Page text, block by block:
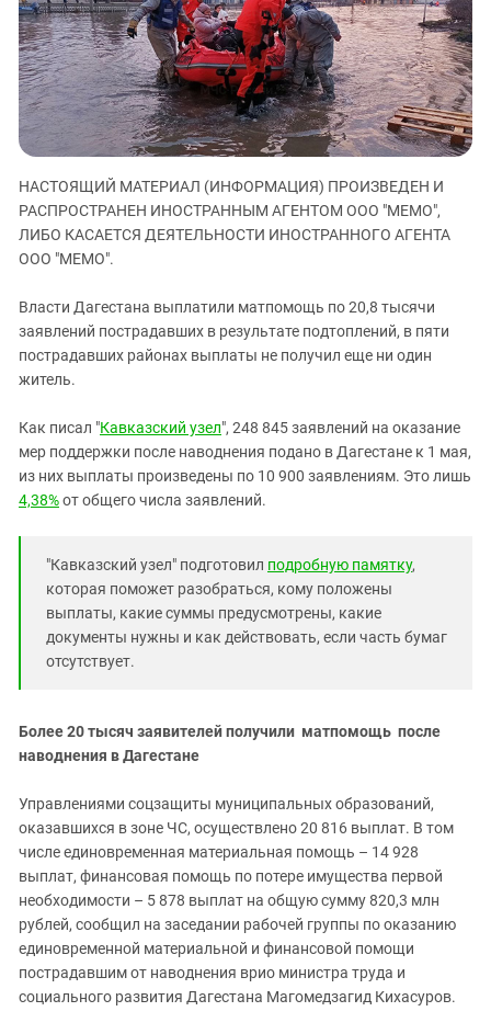
ЗАСТАВЛЯЕТ
КАВКАЗ ЗА ПАЛЕСТИНУ
ИНАКОМЫСЛИЕ В ЧЕЧНЕ
ПРЕСЛЕДОВАНИЕ АКТИВИСТОВ
МОБИЛИЗАЦИЯ И ПРОТЕСТЫ
Дагестан
Ингушетия
Кабардино-Балкария
Калмыкия
Карачаево-Черкесия
Краснодарский край
Российская Федерация
Северная Осетия - Алания
СКФО
Чечня
Южная Осетия
Южный Кавказ
НАСТОЯЩИЙ МАТЕРИАЛ (ИНФОРМАЦИЯ) ПРОИЗВЕДЕН И
РАСПРОСТРАНЕН ИНОСТРАННЫМ АГЕНТОМ ООО "МЕМО",
ЛИБО КАСАЕТСЯ ДЕЯТЕЛЬНОСТИ ИНОСТРАННОГО АГЕНТА
ООО "МЕМО".
Власти Дагестана выплатили матпомощь по 20,8 тысячи
заявлений пострадавших в результате подтоплений, в пяти
пострадавших районах выплаты не получил еще ни один
житель.
Как писал "Кавказский узел", 248 845 заявлений на оказание
мер поддержки после наводнения подано в Дагестане к 1 мая,
из них выплаты произведены по 10 900 заявлениям. Это лишь
4,38%от общего числа заявлений.
"Кавказский узел" подготовил подробную памятку,
которая поможет разобраться, кому положены
выплаты, какие суммы предусмотрены, какие
документы нужны и как действовать, если часть бумаг
отсутствует.
Более 20 тысяч заявителей получили матпомощь после
наводнения в Дагестане
Управлениями соцзащиты муниципальных образований,
оказавшихся в зоне ЧС, осуществлено 20 816 выплат. В том
числе единовременная материальная помощь – 14 928
выплат, финансовая помощь по потере имущества первой
необходимости – 5 878 выплат на общую сумму 820,3 млн
рублей, сообщил на заседании рабочей группы по оказанию
единовременной материальной и финансовой помощи
пострадавшим от наводнения врио министра труда и
социального развития Дагестана Магомедзагид Кихасуров.